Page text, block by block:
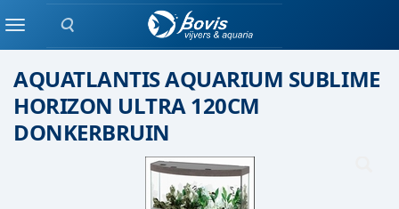
Zoeken
MenuAQUARIUM
AQUATLANTIS AQUARIUM SUBLIME
HORIZON ULTRA 120CM
DONKERBRUIN